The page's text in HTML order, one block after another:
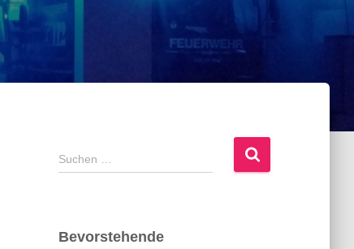
S
u
n
Suchen …
Bevorstehende